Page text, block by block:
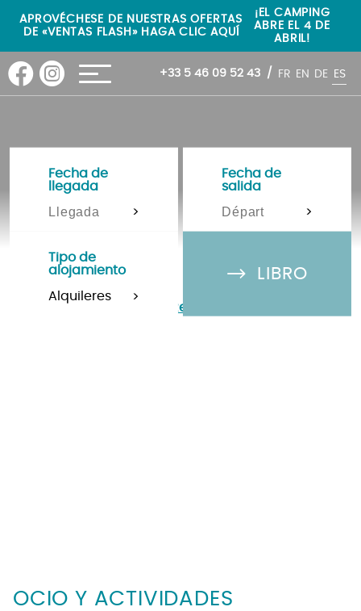
APROVÉCHESE DE NUESTRAS OFERTAS
DE «VENTAS FLASH» HAGA CLIC AQUÍ
¡EL CAMPING
ABRE EL 4 DE
ABRIL!
+33 5 46 09 52 43 FR EN DE ES
Fecha de
llegada
>
Fecha de
salida
>
Tipo de
alojamiento
>
LIBRO
Camping Isla de Re
OCIO Y ACTIVIDADES